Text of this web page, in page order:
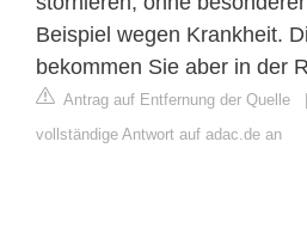
Beispiel wegen Krankheit.
bekommen Sie aber in der
Antrag auf Entfernung der Quelle
vollständige Antwort auf adac.de an